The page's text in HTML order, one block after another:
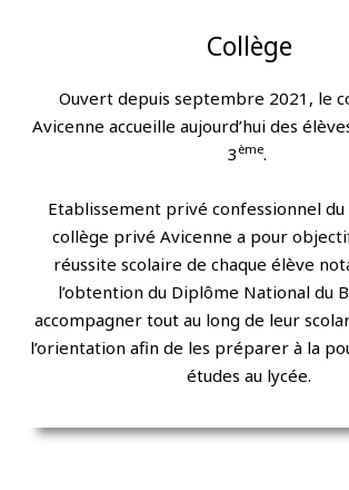
Collège
Ouvert depuis septembre 2021, le
Avicenne accueille aujourd’hui des
3 ème.
Etablissement privé confessionnel du
collège privé Avicenne a pour
réussite scolaire de chaque élève
l’obtention du Diplôme National du
accompagner tout au long de leur
l’orientation afin de les préparer à la
études au lycée.